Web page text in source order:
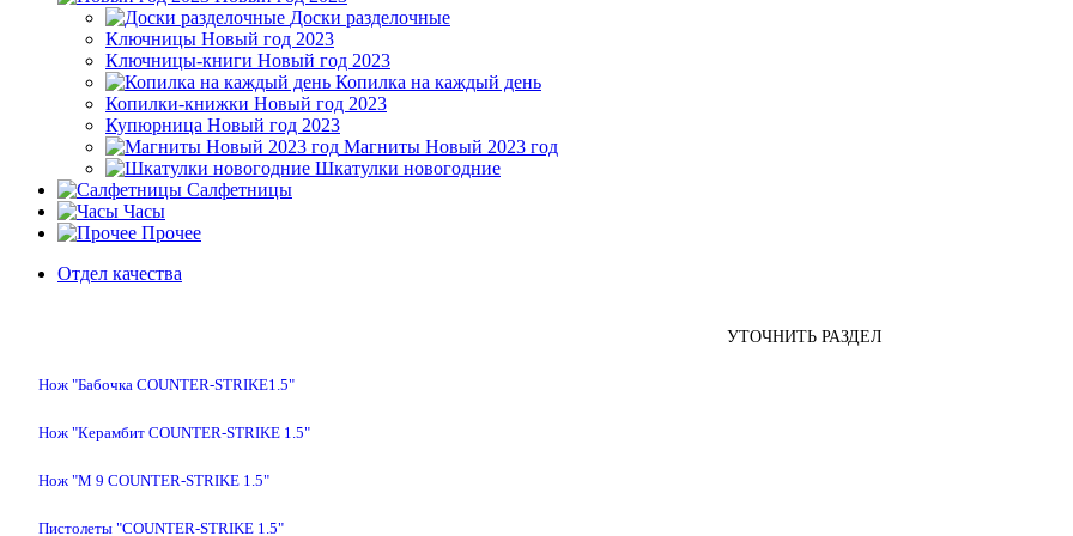
Доски разделочные
Ключницы Новый год 2023
Ключницы-книги Новый год 2023
Копилка на каждый день
Копилки-книжки Новый год 2023
Купюрница Новый год 2023
Магниты Новый 2023 год
Шкатулки новогодние
Салфетницы
Часы
Прочее
Отдел качества
УТОЧНИТЬ РАЗДЕЛ
Нож "Бабочка COUNTER-STRIKE1.5"
Нож "Керамбит COUNTER-STRIKE 1.5"
Нож "М 9 COUNTER-STRIKE 1.5"
Пистолеты "COUNTER-STRIKE 1.5"